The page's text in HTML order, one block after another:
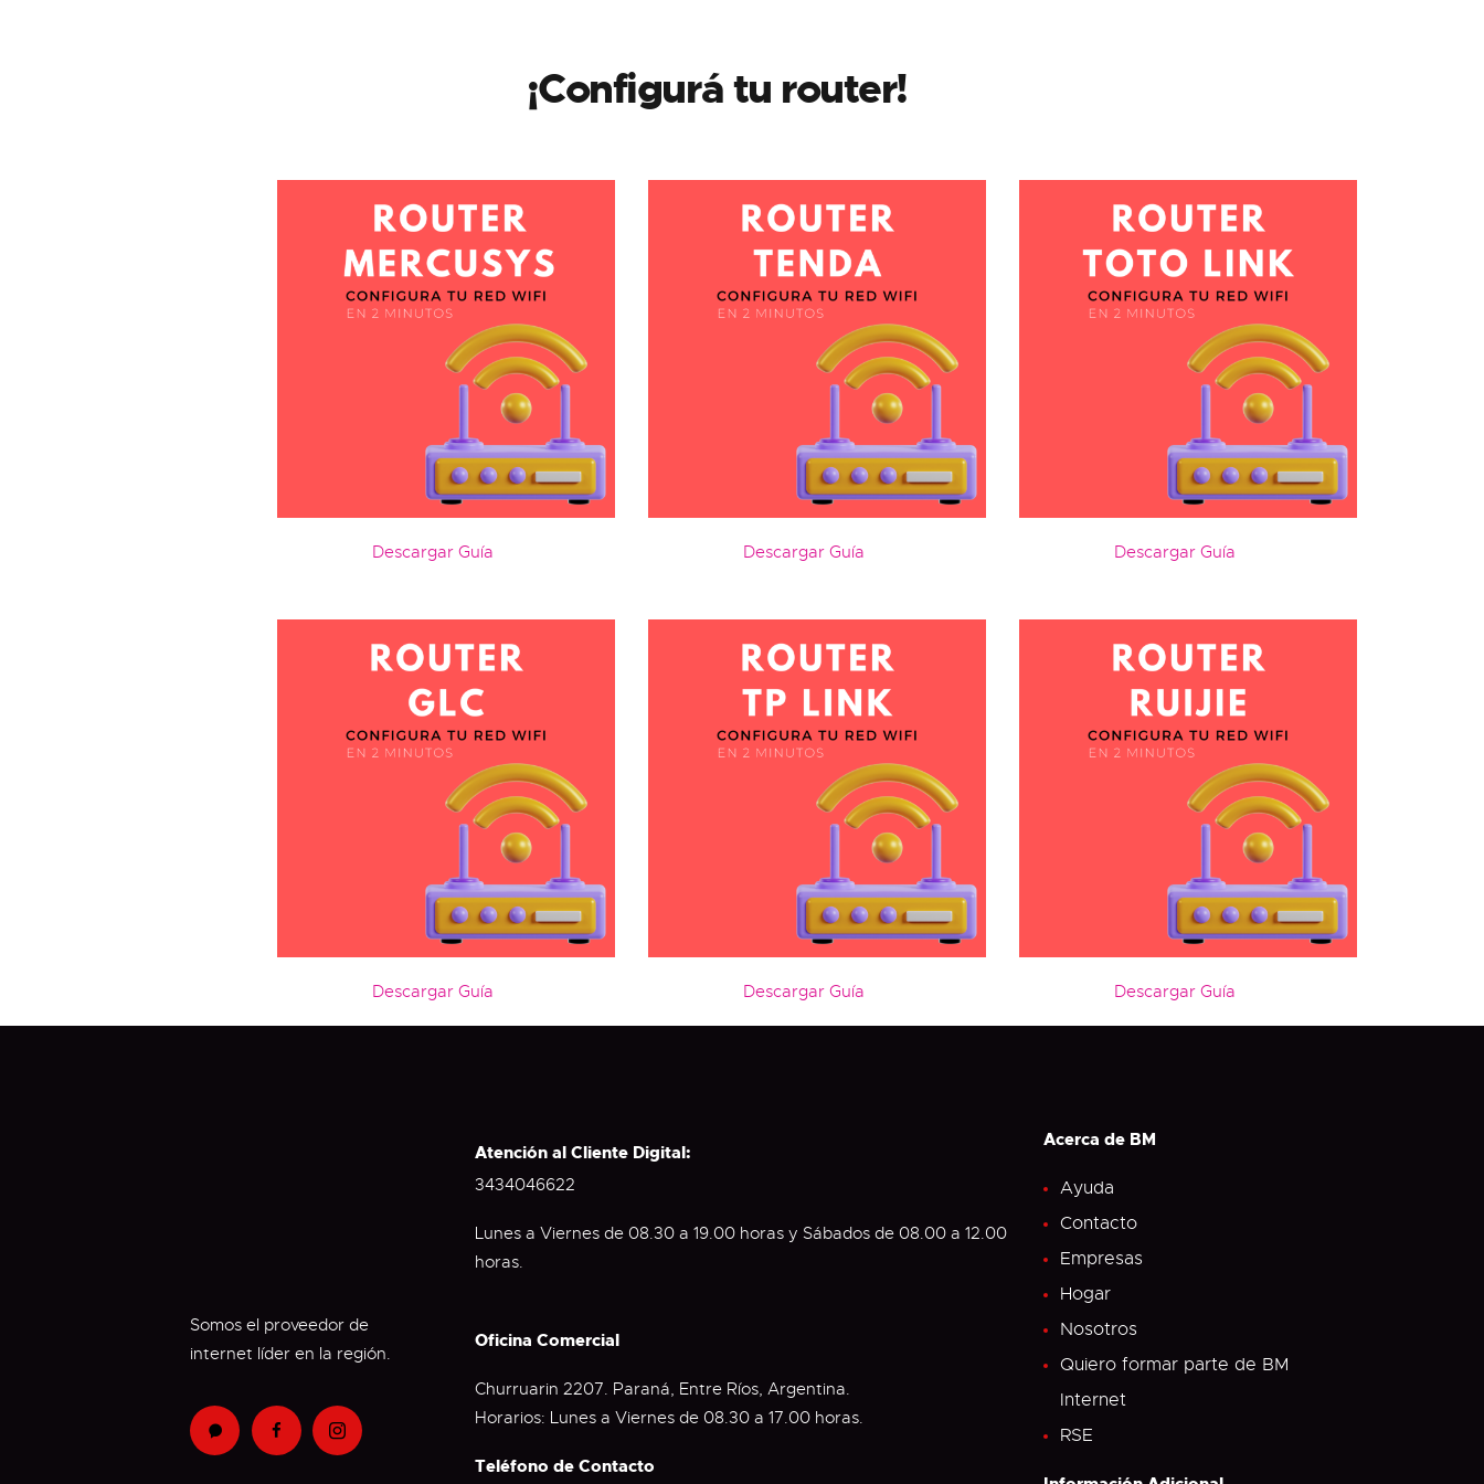
¡Configurá tu router!
Descargar Guía Descargar Guía Descargar Guía
Descargar Guía Descargar Guía Descargar Guía
Somos el proveedor de
internet líder en la región.
Atención al Cliente Digital:
3434046622
Lunes a Viernes de 08.30 a 19.00 horas y Sábados de 08.00 a 12.00
horas.
Oficina Comercial
Churruarin 2207. Paraná, Entre Ríos, Argentina.
Horarios: Lunes a Viernes de 08.30 a 17.00 horas.
Teléfono de Contacto
Acerca de BM
Ayuda
Contacto
Empresas
Hogar
Nosotros
Quiero formar parte de BM
Internet
RSE